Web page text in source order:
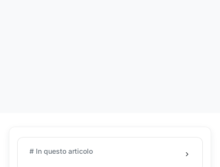
# In questo articolo